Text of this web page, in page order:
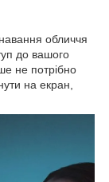
обличчя
до вашого
не потрібно
на екран,